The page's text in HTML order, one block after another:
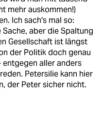
mehr auskommen!)
Ich sach's mal so:
aber die Spaltung
Gesellschaft ist längst
der Politik doch genau
aller anders
Petersilie kann hier
der Peter sicher nicht.